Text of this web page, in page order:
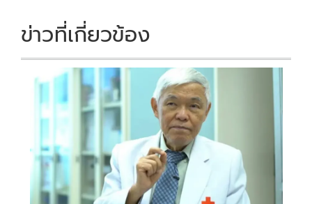
k k
ข่าวที่เกี่ยวข้อง